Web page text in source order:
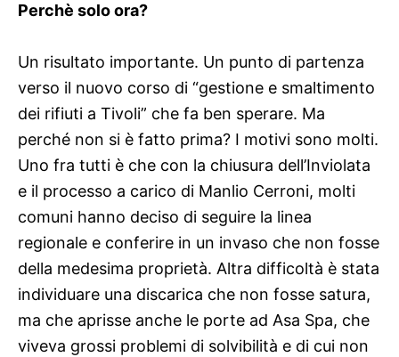
Perchè solo ora?
Un risultato importante. Un punto di partenza
verso il nuovo corso di “gestione e smaltimento
dei rifiuti a Tivoli” che fa ben sperare. Ma
perché non si è fatto prima? I motivi sono molti.
Uno fra tutti è che con la chiusura dell’Inviolata
e il processo a carico di Manlio Cerroni, molti
comuni hanno deciso di seguire la linea
regionale e conferire in un invaso che non fosse
della medesima proprietà. Altra difficoltà è stata
individuare una discarica che non fosse satura,
ma che aprisse anche le porte ad Asa Spa, che
viveva grossi problemi di solvibilità e di cui non